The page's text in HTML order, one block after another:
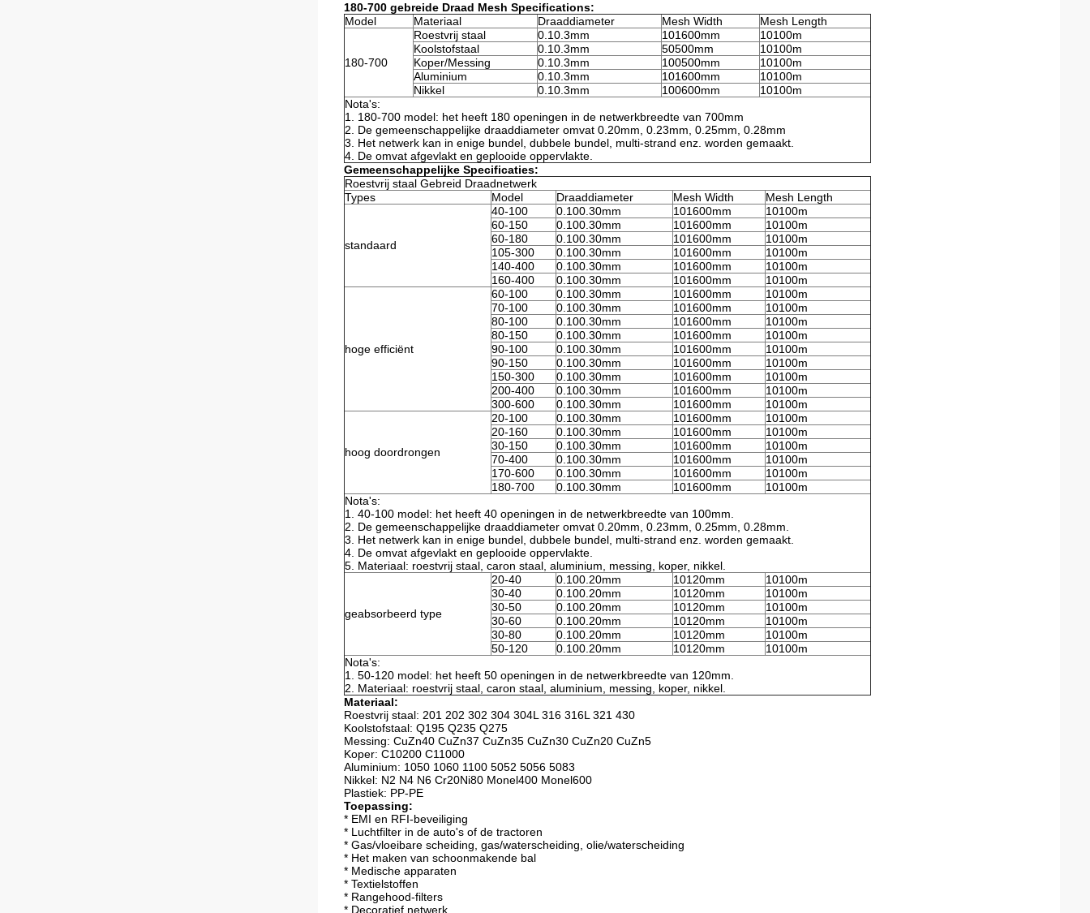
180-700 gebreide Draad Mesh Specifications:
Model
Materiaal Draaddiameter Mesh Width Mesh Length
180-700
Roestvrij staal 0.10.3mm 101600mm
10100m
Koolstofstaal
0.10.3mm 50500mm
10100m
Koper/Messing
0.10.3mm 100500mm
10100m
Aluminium
0.10.3mm 101600mm
10100m
Nikkel
0.10.3mm 100600mm
10100m
Nota's:
1. 180-700 model: het heeft 180 openingen in de netwerkbreedte van 700mm
2. De gemeenschappelijke draaddiameter omvat 0.20mm, 0.23mm, 0.25mm, 0.28mm
3. Het netwerk kan in enige bundel, dubbele bundel, multi-strand enz. worden gemaakt.
4. De omvat afgevlakt en geplooide oppervlakte.
Gemeenschappelijke Specificaties:
Roestvrij staal Gebreid Draadnetwerk
Types
Model Draaddiameter Mesh Width Mesh Length
standaard
40-100 0.100.30mm 101600mm
10100m
60-150
0.100.30mm 101600mm
10100m
60-180
0.100.30mm 101600mm
10100m
105-300
0.100.30mm 101600mm
10100m
140-400
0.100.30mm 101600mm
10100m
160-400
0.100.30mm 101600mm 10100m
hoge efficiënt
60-100 0.100.30mm 101600mm
10100m
70-100
0.100.30mm 101600mm
10100m
80-100
0.100.30mm 101600mm
10100m
80-150
0.100.30mm 101600mm
10100m
90-100
0.100.30mm 101600mm
10100m
90-150
0.100.30mm 101600mm
10100m
150-300
0.100.30mm 101600mm
10100m
200-400
0.100.30mm 101600mm
10100m
300-600
0.100.30mm 101600mm 10100m
hoog doordrongen
20-100 0.100.30mm 101600mm
10100m
20-160
0.100.30mm 101600mm
10100m
30-150
0.100.30mm 101600mm
10100m
70-400
0.100.30mm 101600mm
10100m
170-600
0.100.30mm 101600mm
10100m
180-700
0.100.30mm 101600mm
10100m
Nota's:
1. 40-100 model: het heeft 40 openingen in de netwerkbreedte van 100mm.
2. De gemeenschappelijke draaddiameter omvat 0.20mm, 0.23mm, 0.25mm, 0.28mm.
3. Het netwerk kan in enige bundel, dubbele bundel, multi-strand enz. worden gemaakt.
4. De omvat afgevlakt en geplooide oppervlakte.
5. Materiaal: roestvrij staal, caron staal, aluminium, messing, koper, nikkel.
geabsorbeerd type
20-40 0.100.20mm 10120mm
10100m
30-40
0.100.20mm 10120mm
10100m
30-50
0.100.20mm 10120mm
10100m
30-60
0.100.20mm 10120mm
10100m
30-80
0.100.20mm 10120mm
10100m
50-120
0.100.20mm 10120mm
10100m
Nota's:
1. 50-120 model: het heeft 50 openingen in de netwerkbreedte van 120mm.
2. Materiaal: roestvrij staal, caron staal, aluminium, messing, koper, nikkel.
Materiaal:
Roestvrij staal: 201 202 302 304 304L 316 316L 321 430
Koolstofstaal: Q195 Q235 Q275
Messing: CuZn40 CuZn37 CuZn35 CuZn30 CuZn20 CuZn5
Koper: C10200 C11000
Aluminium: 1050 1060 1100 5052 5056 5083
Nikkel: N2 N4 N6 Cr20Ni80 Monel400 Monel600
Plastiek: PP-PE
Toepassing:
* EMI en RFI-beveiliging
* Luchtfilter in de auto's of de tractoren
* Gas/vloeibare scheiding, gas/waterscheiding, olie/waterscheiding
* Het maken van schoonmakende bal
* Medische apparaten
* Textielstoffen
* Rangehood-filters
* Decoratief netwerk